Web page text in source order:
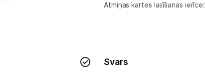
Atmiņas kartes lasīšanas ierīce:
Svars